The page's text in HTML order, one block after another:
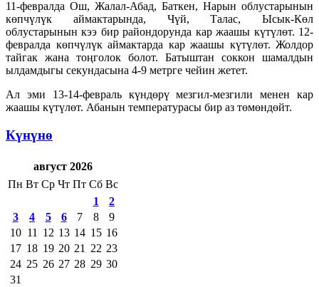
11-февралда Ош, Жалал-Абад, Баткен, Нарын облустарынын
көпчүлүк аймактарында, Чүй, Талас, Ысык-Көл
облустарынын кээ бир райондорунда кар жаашы күтүлөт. 12-
февралда көпчүлүк аймактарда кар жаашы күтүлөт. Жолдор
тайгак жана тоңголок болот. Батыштан соккон шамалдын
ылдамдыгы секундасына 4-9 метрге чейин жетет.
Ал эми 13-14-февраль күндөрү мезгил-мезгили менен кар
жаашы күтүлөт. Абанын температурасы бир аз төмөндөйт.
Күнүнө
август 2026
Пн Вт Ср Чт Пт Сб Вс
1
2
3
4 5 6 7 8
9
10 11 12 13 14 15 16
17 18 19 20 21 22 23
24 25 26 27 28 29 30
31